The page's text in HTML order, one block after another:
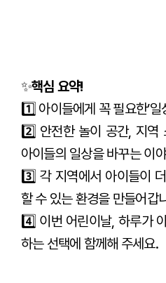
✨핵심 요약!
1️⃣ 아이들에게 꼭 필요한’
2️⃣ 안전한 놀이 공간, 지역
아이들의 일상을 바꾸는 이
3️⃣ 각 지역에서 아이들이
할 수 있는 환경을 만들어갑
4️⃣ 이번 어린이날, 하루가
하는 선택에 함께해 주세요.